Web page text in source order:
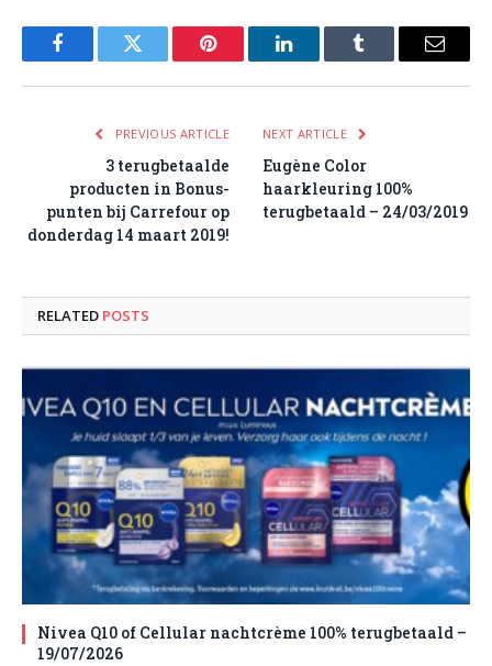
FacebookTwitter Pinterest LinkedInTumblr Email
PREVIOUS ARTICLE
3 terugbetaalde
producten in Bonus-
punten bij Carrefour op
donderdag 14 maart 2019!
NEXT ARTICLE
Eugène Color
haarkleuring 100%
terugbetaald – 24/03/2019
RELATED POSTS
Nivea Q10 of Cellular nachtcrème 100% terugbetaald –
19/07/2026